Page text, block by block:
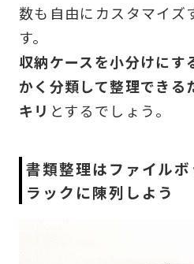
数も自由にカスタマイズ
す。
収納ケースを小分けにす
かく分類して整理できる
キリ とするでしょう。
書類整理はファイル
ラックに陳列しよう